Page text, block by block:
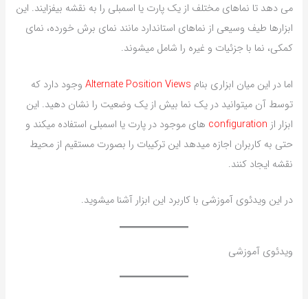
می دهد تا نماهای مختلف از یک پارت یا اسمبلی را به نقشه بیفزایند. این
ابزارها طیف وسیعی از نماهای استاندارد مانند نمای برش خورده، نمای
کمکی، نما با جزئیات و غیره را شامل میشوند.
اما در این میان ابزاری بنام Alternate Position Views وجود دارد که
توسط آن میتوانید در یک نما بیش از یک وضعیت را نشان دهید. این
ابزار از configuration های موجود در پارت یا اسمبلی استفاده میکند و
حتی به کاربران اجازه میدهد این ترکیبات را بصورت مستقیم از محیط
نقشه ایجاد کنند.
در این ویدئوی آموزشی با کاربرد این ابزار آشنا میشوید.
ویدئوی آموزشی